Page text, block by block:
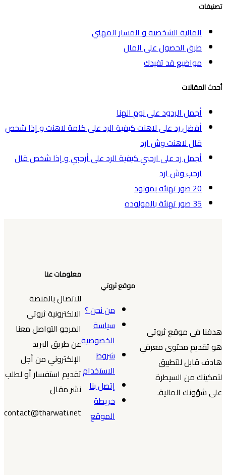
تصنيفات
المالية الشخصية و المسار المهني
طرق الحصول على المال
مواضيع قد تفيدك
أحدث المقالات
أجمل الردود على نوم الهنا
أفضل رد على لاهنت كيفية الرد على كلمة لاهنت و إذا شخص
قال لاهنت وش ارد
أجمل رد على ارحبي كيفية الرد على أرحبي و إذا شخص قال
ارحب وش ارد
20 صور تهنئه بمولود
35 صور تهنئة بالمولوده
هدفنا في موقع ثروتي
هو تقديم محتوى معرفي
هادف قابل للتطبيق
لتمكينك من السيطرة
على شؤونك المالية.
موقع ثروتي
من نحن ؟
سياسة
الخصوصية
شروط
الاستخدام
إتصل بنا
خريطة
الموقع
معلومات عنا
للاتصال بالمنصة
الالكترونية ثروتي
المرجو التواصل معنا
عن طريق البريد
الإلكتروني من أجل
تقديم استفسار أو لطلب
نشر مقال
contact@tharwati.net